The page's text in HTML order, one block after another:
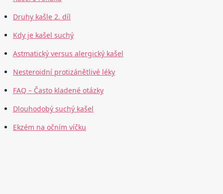
Druhy kašle 2. díl
Kdy je kašel suchý
Astmatický versus alergický kašel
Nesteroidní protizánětlivé léky
FAQ – Často kladené otázky
Dlouhodobý suchý kašel
Ekzém na očním víčku